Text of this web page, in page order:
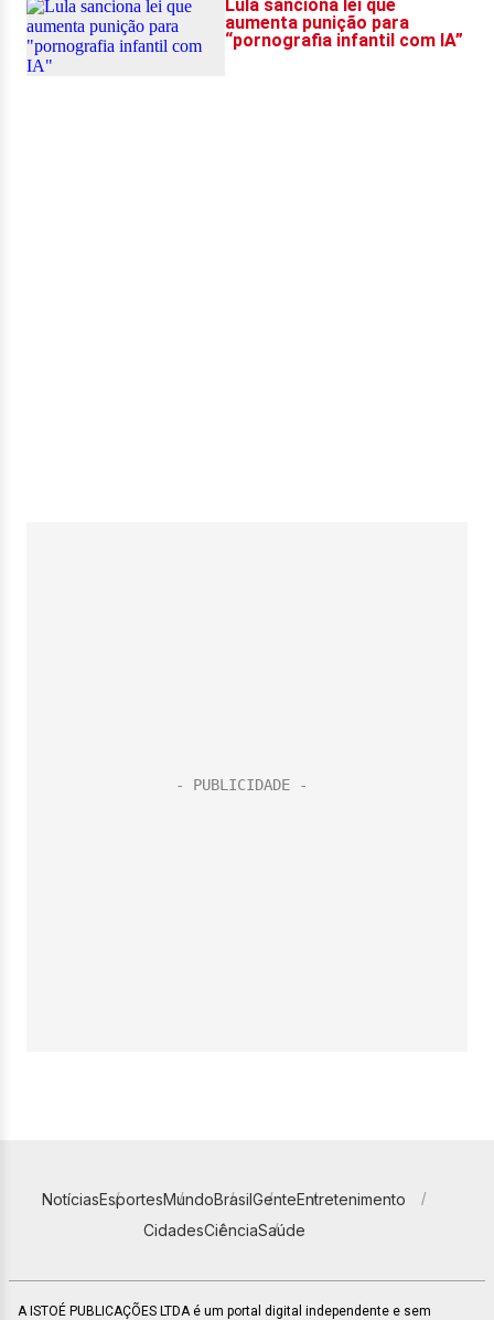
NotíciasEsportesMundoBrasilGenteEntretenimento
CidadesCiênciaSaúde
A ISTOÉ PUBLICAÇÕES LTDA é um portal digital independente e sem